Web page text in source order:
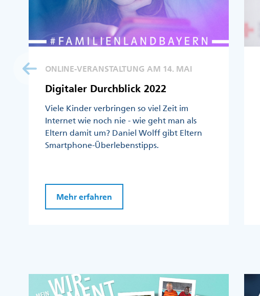
ONLINE-VERANSTALTUNG AM 14. MAI
Digitaler Durchblick 2022
Viele Kinder verbringen so viel Zeit im
Internet wie noch nie - wie geht man als
Eltern damit um? Daniel Wolff gibt Eltern
Smartphone-Überlebenstipps.
Mehr erfahren